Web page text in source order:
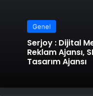
Genel
Serjoy : Dijital Medya Ajansı, Google
Reklam Ajansı,
Tasarım Ajansı